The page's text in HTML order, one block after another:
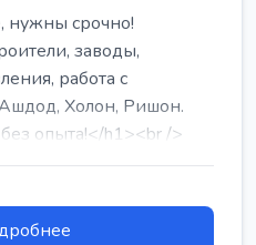
нужны срочно!
заводы,
работа с
Холон, Ришон.
опыта!</h1><br />